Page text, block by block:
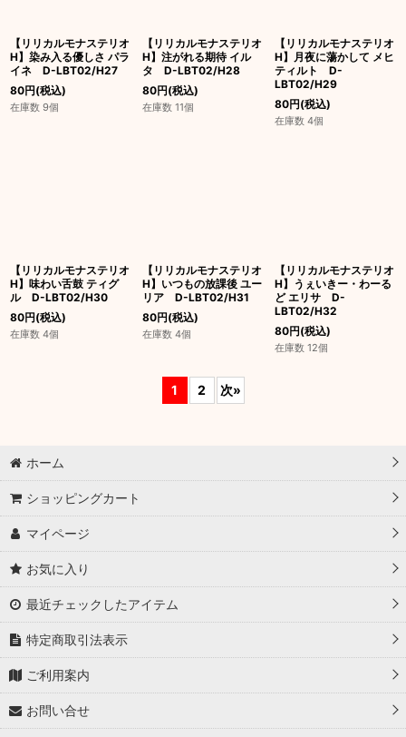
【リリカルモナステリオ
H】染み入る優しさ パラ
イネ D-LBT02/H27
80円(税込)
在庫数 9個
【リリカルモナステリオ
H】注がれる期待 イル
タ D-LBT02/H28
80円(税込)
在庫数 11個
【リリカルモナステリオ
H】月夜に蕩かして メヒ
ティルト D-
LBT02/H29
80円(税込)
在庫数 4個
【リリカルモナステリオ
H】味わい舌鼓 ティグ
ル D-LBT02/H30
80円(税込)
在庫数 4個
【リリカルモナステリオ
H】いつもの放課後 ユー
リア D-LBT02/H31
80円(税込)
在庫数 4個
【リリカルモナステリオ
H】うぇいきー・わーる
ど エリサ D-
LBT02/H32
80円(税込)
在庫数 12個
1 2 次»
ホーム
ショッピングカート
マイページ
お気に入り
最近チェックしたアイテム
特定商取引法表示
ご利用案内
お問い合せ